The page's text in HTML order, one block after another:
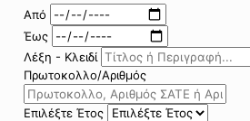
Από
Έως
Λέξη - Κλειδί
Πρωτοκολλο/Αριθμός
Επιλέξτε Έτος